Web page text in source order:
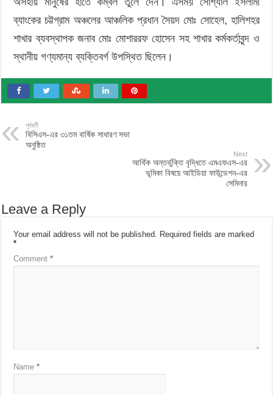
ব্যাংকের চট্টগ্রাম অঞ্চলের আঞ্চলিক প্রধান সৈয়দ মোঃ সোহেল, হালিশহর
শাখার ব্যবস্থাপক জনাব মোঃ মোশাররফ হোসেন সহ শাখার কর্মকর্তাবৃন্দ ও
স্থানীয় গণ্যমান্য ব্যক্তিবর্গ উপস্থিত ছিলেন।
পূর্ববর্তী
বিসিএস-এর ৩১তম বার্ষিক সাধারণ সভা
অনুষ্ঠিত
Next
আর্থিক অন্তর্ভুক্তি বৃদ্ধিতে এমএফএস-এর
ভূমিকা বিষয়ে আইডিয়া ফাউন্ডেশন-এর
সেমিনার
Leave a Reply
Your email address will not be published.
Required fields are marked
*
Comment*
Name*